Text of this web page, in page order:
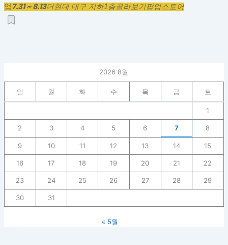
업7.31 ~ 8.13더현대 대구 지하1층골라보기팝업스토어
2026 8월
일 월 화 수 목 금 토
1
2 3 4 5 6 7 8
9 10 11 12 13 14 15
16 17 18 19 20 21 22
23 24 25 26 27 28 29
30 31
« 5월